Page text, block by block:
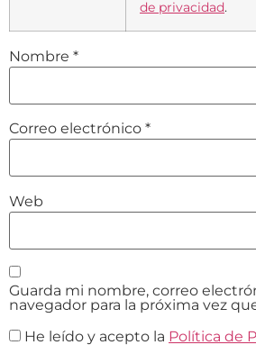
de privacidad.
Nombre *
Correo electrónico *
Web
Guarda mi nombre, correo
navegador para la próxima vez
He leído y acepto la Política de